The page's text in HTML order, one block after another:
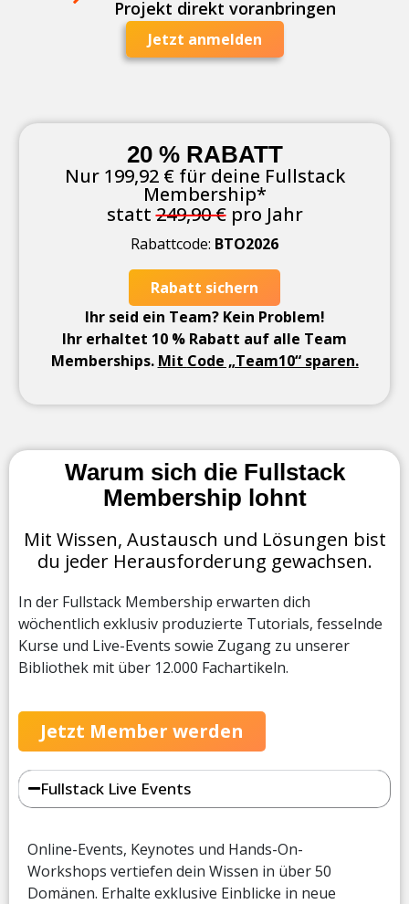
Projekt direkt voranbringen
Jetzt anmelden
20 % RABATT
Nur 199,92 € für deine Fullstack
Membership*
statt249,90 €pro Jahr
Rabattcode: BTO2026
Rabatt sichern
Ihr seid ein Team? Kein Problem!
Ihr erhaltet 10 % Rabatt auf alle Team
Memberships. Mit Code „Team10“ sparen.
Warum sich die Fullstack
Membership lohnt
Mit Wissen, Austausch und Lösungen bist
du jeder Herausforderung gewachsen.
In der Fullstack Membership erwarten dich
wöchentlich exklusiv produzierte Tutorials, fesselnde
Kurse und Live-Events sowie Zugang zu unserer
Bibliothek mit über 12.000 Fachartikeln.
Jetzt Member werden
Fullstack Live Events
Online-Events, Keynotes und Hands-On-
Workshops vertiefen dein Wissen in über 50
Domänen. Erhalte exklusive Einblicke in neue